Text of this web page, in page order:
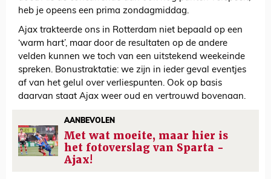
heb je opeens een prima zondagmiddag.
Ajax trakteerde ons in Rotterdam niet bepaald op een
‘warm hart’, maar door de resultaten op de andere
velden kunnen we toch van een uitstekend weekeinde
spreken. Bonustraktatie: we zijn in ieder geval eventjes
af van het gelul over verliespunten. Ook op basis
daarvan staat Ajax weer oud en vertrouwd bovenaan.
AANBEVOLEN
Met wat moeite, maar hier is
het fotoverslag van Sparta -
Ajax!